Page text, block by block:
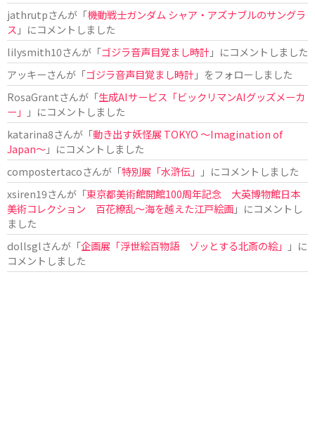
jathrutpさんが「機動戦士ガンダム シャア・アズナブルのサングラ
ス 」にコメントしました
lilysmith10さんが「ゴジラ音声目覚まし時計」にコメントしました
アッキーさんが「ゴジラ音声目覚まし時計」をフォローしました
RosaGrantさんが「生成AIサービス「ビックリマンAIグッズメーカ
ー」
」にコメントしました
katarina8さんが「動き出す妖怪展 TOKYO 〜Imagination of
Japan〜」にコメントしました
compostertacoさんが「特別展「水滸伝」
」にコメントしました
xsiren19さんが「東京都美術館開館100周年記念 大英博物館日本
美術コレクション 百花繚乱～海を越えた江戸絵画」にコメントし
ました
dollsglさんが「企画展「浮世絵百物語 ゾッとする北斎の絵」
」に
コメントしました